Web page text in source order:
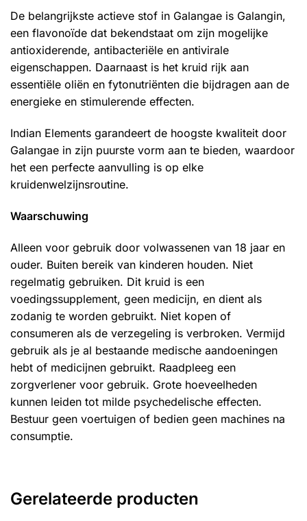
De belangrijkste actieve stof in Galangae is Galangin,
een flavonoïde dat bekendstaat om zijn mogelijke
antioxiderende, antibacteriële en antivirale
eigenschappen. Daarnaast is het kruid rijk aan
essentiële oliën en fytonutriënten die bijdragen aan de
energieke en stimulerende effecten.
Indian Elements garandeert de hoogste kwaliteit door
Galangae in zijn puurste vorm aan te bieden, waardoor
het een perfecte aanvulling is op elke
kruidenwelzijnsroutine.
Waarschuwing
Alleen voor gebruik door volwassenen van 18 jaar en
ouder. Buiten bereik van kinderen houden. Niet
regelmatig gebruiken. Dit kruid is een
voedingssupplement, geen medicijn, en dient als
zodanig te worden gebruikt. Niet kopen of
consumeren als de verzegeling is verbroken. Vermijd
gebruik als je al bestaande medische aandoeningen
hebt of medicijnen gebruikt. Raadpleeg een
zorgverlener voor gebruik. Grote hoeveelheden
kunnen leiden tot milde psychedelische effecten.
Bestuur geen voertuigen of bedien geen machines na
consumptie.
Gerelateerde producten